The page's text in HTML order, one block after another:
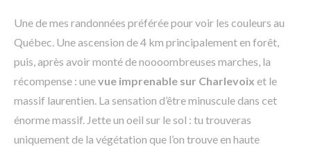
Une de mes randonnées préférée pour voir les couleurs au
Québec. Une ascension de 4 km principalement en forêt,
puis, après avoir monté de noooombreuses marches, la
récompense : unevue imprenable sur Charlevoix et le
massif laurentien. La sensation d’être minuscule dans cet
énorme massif. Jette un oeil sur le sol : tu trouveras
uniquement de la végétation que l’on trouve en haute